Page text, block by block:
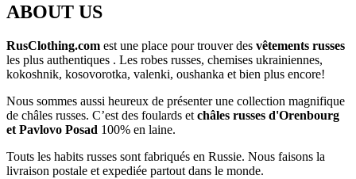
ABOUT US
RusClothing.com est une place pour trouver des vêtements russes
les plus authentiques . Les robes russes, chemises ukrainiennes,
kokoshnik, kosovorotka, valenki, oushanka et bien plus encore!
Nous sommes aussi heureux de présenter une collection magnifique
de châles russes. C’est des foulards et châles russes d'Orenbourg
et Pavlovo Posad 100% en laine.
Touts les habits russes sont fabriqués en Russie. Nous faisons la
livraison postale et expediée partout dans le monde.